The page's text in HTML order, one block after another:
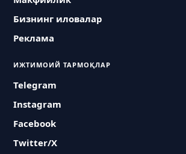
Бизнинг иловалар
Реклама
ИЖТИМОИЙ ТАРМОҚЛАР
Telegram
Instagram
Facebook
Twitter/X